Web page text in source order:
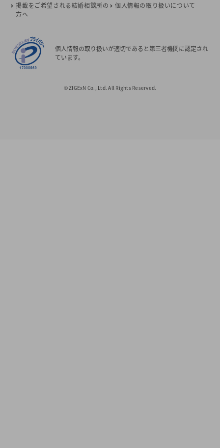
掲載をご希望される結婚相談所の
方へ
個人情報の取り扱いについて
個人情報の取り扱いが適切であると第三者機関に認定され
ています。
© ZIGExN Co., Ltd. All Rights Reserved.